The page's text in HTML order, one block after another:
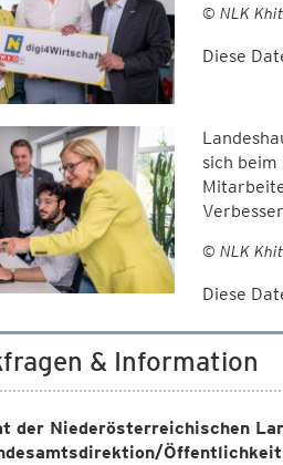
© NLK
Diese
sich
© NLK
Diese
& Information
der Niederösterreichischen